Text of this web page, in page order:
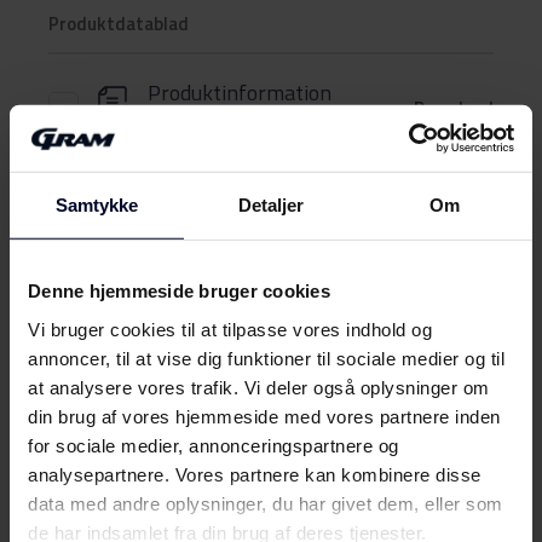
Samtykke Detaljer Om
Denne hjemmeside bruger cookies
Vi bruger cookies til at tilpasse vores indhold og
annoncer, til at vise dig funktioner til sociale medier og til
at analysere vores trafik. Vi deler også oplysninger om
din brug af vores hjemmeside med vores partnere inden
for sociale medier, annonceringspartnere og
analysepartnere. Vores partnere kan kombinere disse
data med andre oplysninger, du har givet dem, eller som
de har indsamlet fra din brug af deres tjenester.
Produktdatablad
Produktinformation
Download
Brugervejledning
Sikkerhedsoplysninger og
advarsler (NO)
Sikkerhedsoplysninger og
advarsler (FI)
Download
Sikkerhedsoplysninger og
advarsler (DK)
Sikkerhedsoplysninger og
Download
Vis mere
MødGRAM